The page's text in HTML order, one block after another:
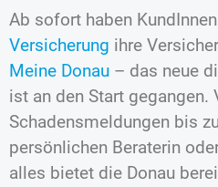
Ab sofort haben
Versicherung ihre
Meine Donau – das neue
ist an den Start gegangen.
Schadensmeldungen bis
persönlichen Beraterin
alles bietet die Donau